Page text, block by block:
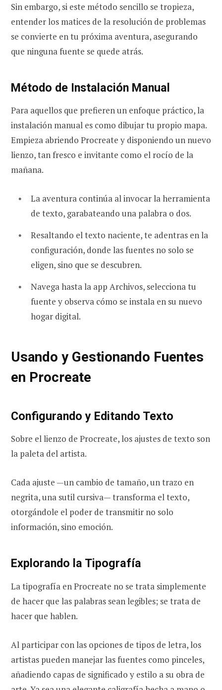
Sin embargo, si este método sencillo se tropieza,
entender los matices de la resolución de problemas
se convierte en tu próxima aventura, asegurando
que ninguna fuente se quede atrás.
Método de Instalación Manual
Para aquellos que prefieren un enfoque práctico, la
instalación manual es como dibujar tu propio mapa.
Empieza abriendo Procreate y disponiendo un nuevo
lienzo, tan fresco e invitante como el rocío de la
mañana.
La aventura continúa al invocar la herramienta
de texto, garabateando una palabra o dos.
Resaltando el texto naciente, te adentras en la
configuración, donde las fuentes no solo se
eligen, sino que se descubren.
Navega hasta la app Archivos, selecciona tu
fuente y observa cómo se instala en su nuevo
hogar digital.
Usando y Gestionando Fuentes
en Procreate
Configurando y Editando Texto
Sobre el lienzo de Procreate, los ajustes de texto son
la paleta del artista.
Cada ajuste —un cambio de tamaño, un trazo en
negrita, una sutil cursiva— transforma el texto,
otorgándole el poder de transmitir no solo
información, sino emoción.
Explorando la Tipografía
La tipografía en Procreate no se trata simplemente
de hacer que las palabras sean legibles; se trata de
hacer que hablen.
Al participar con las opciones de tipos de letra, los
artistas pueden manejar las fuentes como pinceles,
añadiendo capas de significado y estilo a su obra de